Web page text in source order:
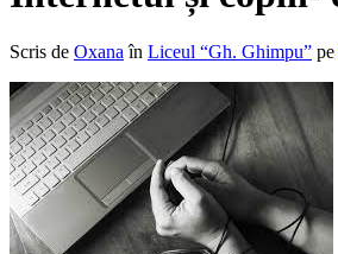
Scris de Oxana în Liceul “Gh. Ghimpu” pe